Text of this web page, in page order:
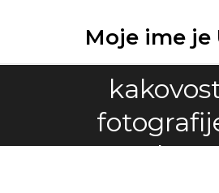
Moje ime je